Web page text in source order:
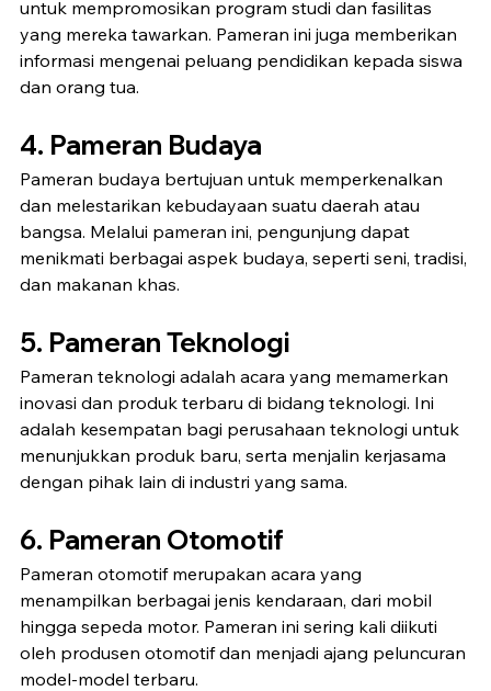
untuk mempromosikan program studi dan fasilitas
yang mereka tawarkan. Pameran ini juga memberikan
informasi mengenai peluang pendidikan kepada siswa
dan orang tua.
4. Pameran Budaya
Pameran budaya bertujuan untuk memperkenalkan
dan melestarikan kebudayaan suatu daerah atau
bangsa. Melalui pameran ini, pengunjung dapat
menikmati berbagai aspek budaya, seperti seni, tradisi,
dan makanan khas.
5. Pameran Teknologi
Pameran teknologi adalah acara yang memamerkan
inovasi dan produk terbaru di bidang teknologi. Ini
adalah kesempatan bagi perusahaan teknologi untuk
menunjukkan produk baru, serta menjalin kerjasama
dengan pihak lain di industri yang sama.
6. Pameran Otomotif
Pameran otomotif merupakan acara yang
menampilkan berbagai jenis kendaraan, dari mobil
hingga sepeda motor. Pameran ini sering kali diikuti
oleh produsen otomotif dan menjadi ajang peluncuran
model-model terbaru.